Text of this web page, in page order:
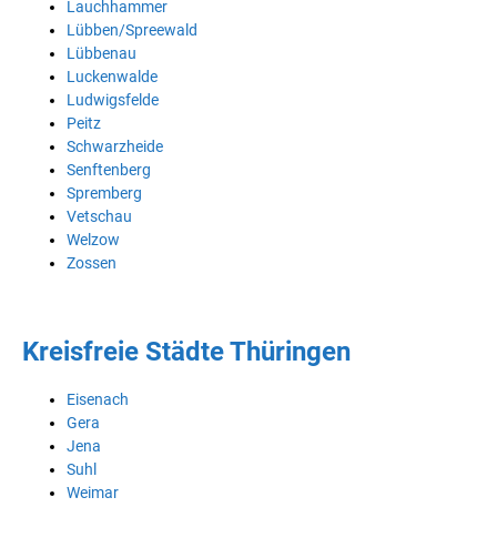
Lauchhammer
Lübben/Spreewald
Lübbenau
Luckenwalde
Ludwigsfelde
Peitz
Schwarzheide
Senftenberg
Spremberg
Vetschau
Welzow
Zossen
Kreisfreie Städte Thüringen
Eisenach
Gera
Jena
Suhl
Weimar